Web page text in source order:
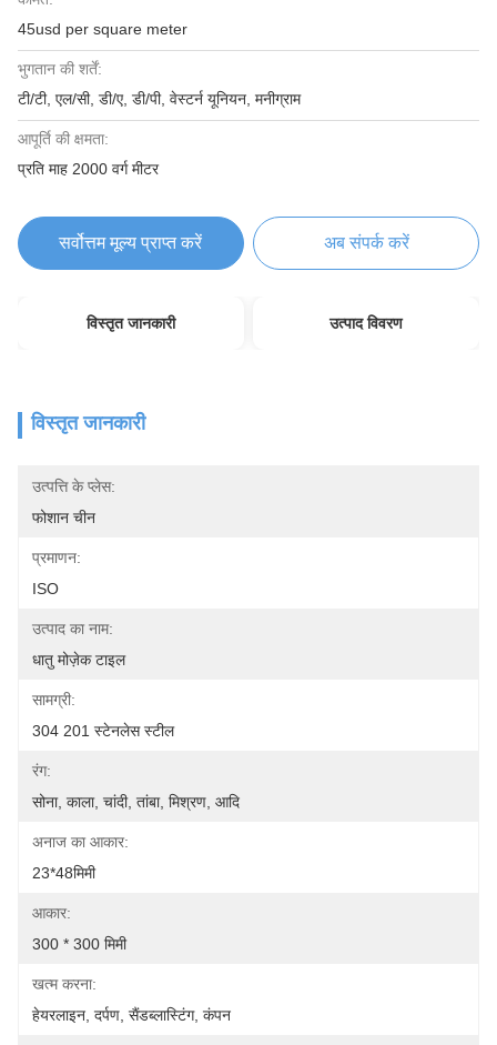
45usd per square meter
भुगतान की शर्तें:
टी/टी, एल/सी, डी/ए, डी/पी, वेस्टर्न यूनियन, मनीग्राम
आपूर्ति की क्षमता:
प्रति माह 2000 वर्ग मीटर
सर्वोत्तम मूल्य प्राप्त करें अब संपर्क करें
विस्तृत जानकारी उत्पाद विवरण
विस्तृत जानकारी
उत्पत्ति के प्लेस:
फोशान चीन
प्रमाणन:
ISO
उत्पाद का नाम:
धातु मोज़ेक टाइल
सामग्री:
304 201 स्टेनलेस स्टील
रंग:
सोना, काला, चांदी, तांबा, मिश्रण, आदि
अनाज का आकार:
23*48मिमी
आकार:
300 * 300 मिमी
खत्म करना:
हेयरलाइन, दर्पण, सैंडब्लास्टिंग, कंपन